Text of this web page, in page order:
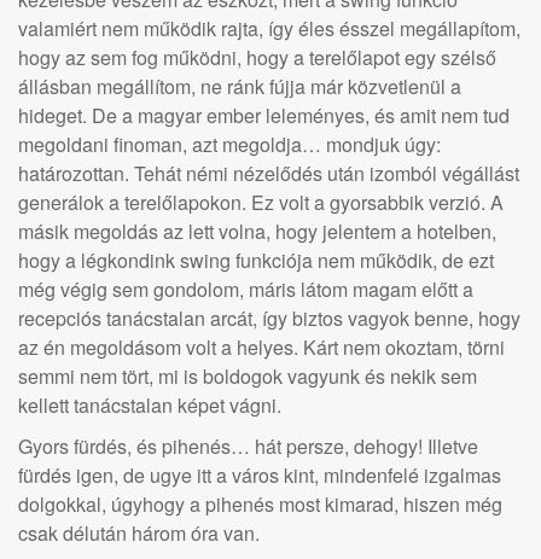
valamiért nem működik rajta, így éles ésszel megállapítom,
hogy az sem fog működni, hogy a terelőlapot egy szélső
állásban megállítom, ne ránk fújja már közvetlenül a
hideget. De a magyar ember leleményes, és amit nem tud
megoldani finoman, azt megoldja… mondjuk úgy:
határozottan. Tehát némi nézelődés után izomból végállást
generálok a terelőlapokon. Ez volt a gyorsabbik verzió. A
másik megoldás az lett volna, hogy jelentem a hotelben,
hogy a légkondink swing funkciója nem működik, de ezt
még végig sem gondolom, máris látom magam előtt a
recepciós tanácstalan arcát, így biztos vagyok benne, hogy
az én megoldásom volt a helyes. Kárt nem okoztam, törni
semmi nem tört, mi is boldogok vagyunk és nekik sem
kellett tanácstalan képet vágni.
Gyors fürdés, és pihenés… hát persze, dehogy! Illetve
fürdés igen, de ugye itt a város kint, mindenfelé izgalmas
dolgokkal, úgyhogy a pihenés most kimarad, hiszen még
csak délután három óra van.